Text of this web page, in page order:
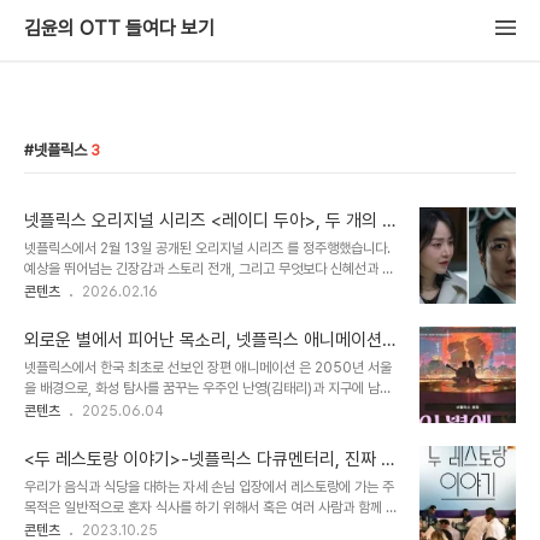
김윤의 OTT 들여다 보기
넷플릭스 3
넷플릭스 오리지널 시리즈 <레이디 두아>, 두 개의 이
름, 하나의 진실을 쫓는 역대급 미스터리
넷플릭스에서 2월 13일 공개된 오리지널 시리즈 를 정주행했습니다.
예상을 뛰어넘는 긴장감과 스토리 전개, 그리고 무엇보다 신혜선과 이
준혁의 압도적인 연기력에 완전히 빠져들었습니다. 드라마는 단순한
적하는 독특한 구조를 취하고 있습니다. 가짜일지라도 명품이 되고 싶
었던 한 여자의 욕망과, 그 욕망을 집요하게 쫓는 남자의 대결이 8부
작 내내 긴장감을 놓지 않게 만듭니다. 매 회차마다 다음 이야기가 궁
금해지는 탄탄한 서사 구조를 자랑합니다. 시간의 배열이 다소 복잡하
게 느껴질 수 있지만, 그것이 오히려 미스터리를 풀어가는 재미를 더해
작품의 가장 큰 매력 포인트입니다.진짜보다..
콘텐츠 2026.02.16
외로운 별에서 피어난 목소리, 넷플릭스 애니메이션 <
이 별에 필요한>이 전하는 애틋한 울림
넷플릭스에서 한국 최초로 선보인 장편 애니메이션 은 2050년 서울
을 배경으로, 화성 탐사를 꿈꾸는 우주인 난영(김태리)과 지구에 남은
뮤지션 제이(홍경)의 세상에서 가장 먼 거리, 즉 우주와 지구를 잇는
개봉 전부터 큰 화제를 모았던 이유 중 하나는 바로 매력적인 두 배우,
김태리와 홍경이 목소리 연기에 처음 도전했다는 점이다. 한지원 감독
은 김태리 배우와 홍경 배우를 캐스팅한 이유에 대해 "단순히 목소리
연기만 하는 것이 아니라, 캐릭터 자체를 함께 만들어갈 배우가 필요했
다"라고 밝혔다. 그만큼 두 배우가 난영과 제이라는 캐릭터에 깊이 몰
콘텐츠 2025.06.04
<두 레스토랑 이야기>-넷플릭스 다큐멘터리, 진짜 가
족같은 식당
우리가 음식과 식당을 대하는 자세 손님 입장에서 레스토랑에 가는 주
목적은 일반적으로 혼자 식사를 하기 위해서 혹은 여러 사람과 함께 식
사 겸 대화를 나누기 위해서이다. 손님은 우선 음식의 맛을 우선시하
콘텐츠 2023.10.25